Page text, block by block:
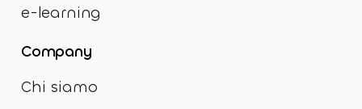
e-learning
Company
Chi siamo